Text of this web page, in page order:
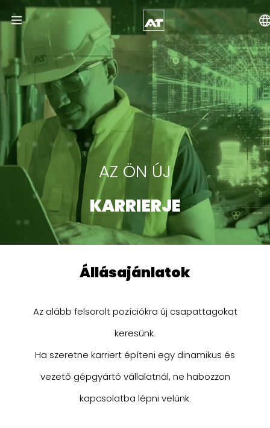
Open Menu
AZ ÖN ÚJ
KARRIERJE
állásajánlatok
Az alább felsorolt pozíciókra új csapattagokat
keresünk.
Ha szeretne karriert építeni egy dinamikus és
vezető gépgyártó vállalatnál, ne habozzon
kapcsolatba lépni velünk.